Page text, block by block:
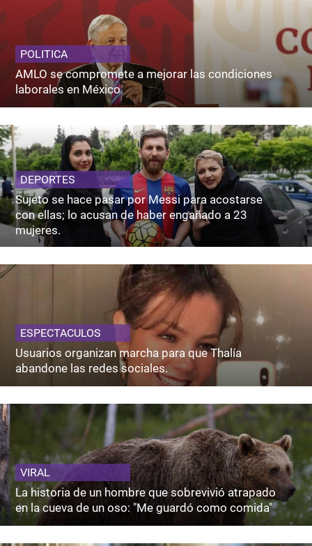
POLITICA
AMLO se compromete a mejorar las condiciones
laborales en México
DEPORTES
Sujeto se hace pasar por Messi para acostarse
con ellas; lo acusan de haber engañado a 23
mujeres.
ESPECTACULOS
Usuarios organizan marcha para que Thalía
abandone las redes sociales.
VIRAL
La historia de un hombre que sobrevivió atrapado
en la cueva de un oso: "Me guardó como comida"